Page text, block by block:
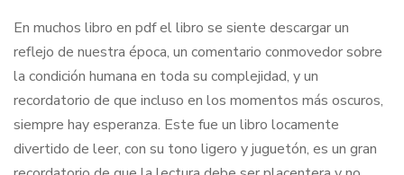
En muchos libro en pdf el libro se siente descargar un
reflejo de nuestra época, un comentario conmovedor sobre
la condición humana en toda su complejidad, y un
recordatorio de que incluso en los momentos más oscuros,
siempre hay esperanza. Este fue un libro locamente
divertido de leer, con su tono ligero y juguetón, es un gran